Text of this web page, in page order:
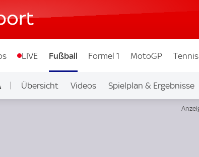
LIVE Fußball Formel 1 MotoGP Tennis
Übersicht Videos Spielplan & Ergebnisse